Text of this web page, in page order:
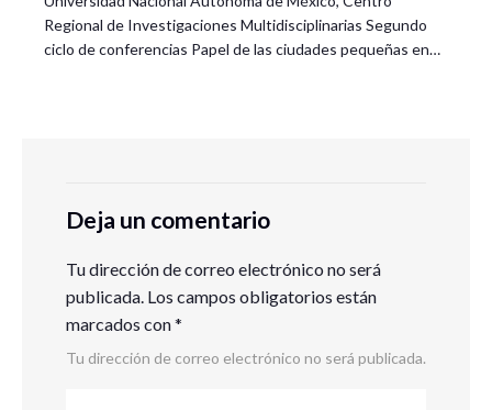
Regional de Investigaciones Multidisciplinarias Segundo
ciclo de conferencias Papel de las ciudades pequeñas en…
Deja un comentario
Tu dirección de correo electrónico no será
publicada. Los campos obligatorios están
marcados con*
Tu dirección de correo electrónico no será publicada.